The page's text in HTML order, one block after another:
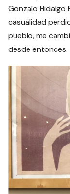
Gonzalo Hidalgo
casualidad
pueblo, me
desde entonces.